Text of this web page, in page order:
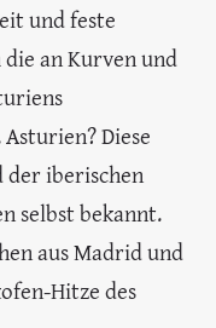
und feste
an Kurven und
Diese
der iberischen
selbst bekannt.
aus Madrid und
Hitze des